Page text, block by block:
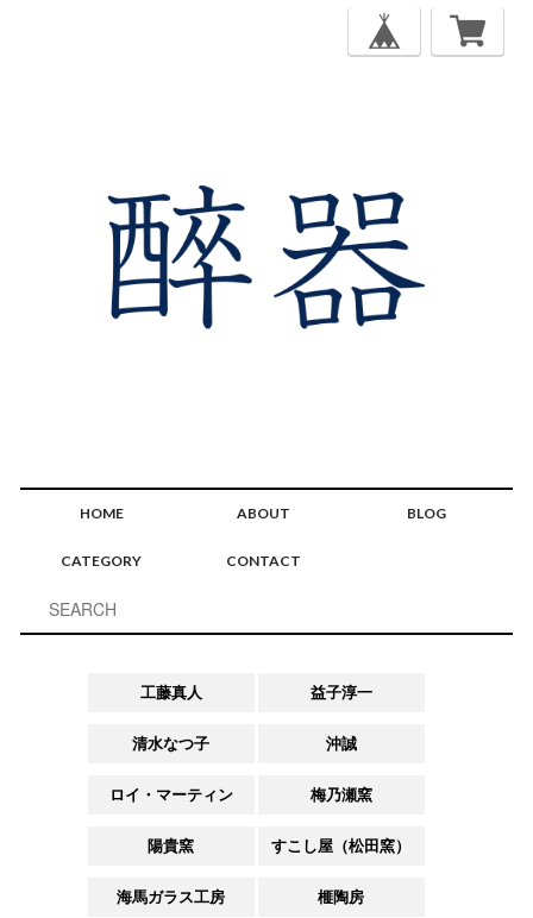
HOME ABOUT BLOG
CATEGORY CONTACT
工藤真人 益子淳一
清水なつ子 沖誠
ロイ・マーティン 梅乃瀬窯
陽貴窯 すこし屋（松田窯）
海馬ガラス工房 榧陶房